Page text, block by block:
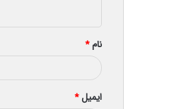
*
نام*
ایمیل*